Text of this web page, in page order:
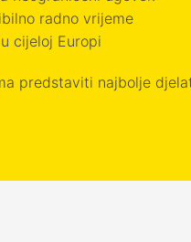
radno vrijeme
cijeloj Europi
predstaviti najbolje